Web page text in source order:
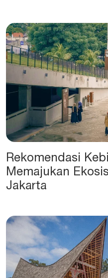
Rekomendasi
Memajukan
Jakarta